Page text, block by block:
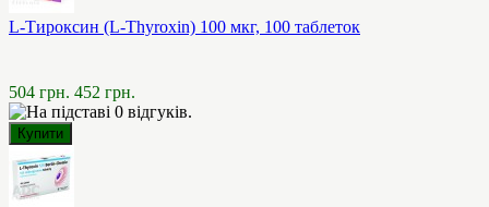
L-Тироксин (L-Thyroxin) 100 мкг, 100 таблеток
504 грн. 452 грн.